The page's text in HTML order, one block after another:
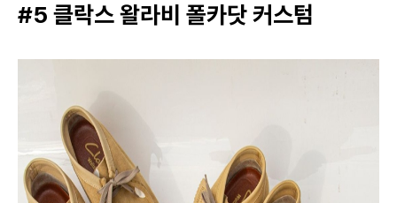
#5 클락스 왈라비 폴카닷 커스텀